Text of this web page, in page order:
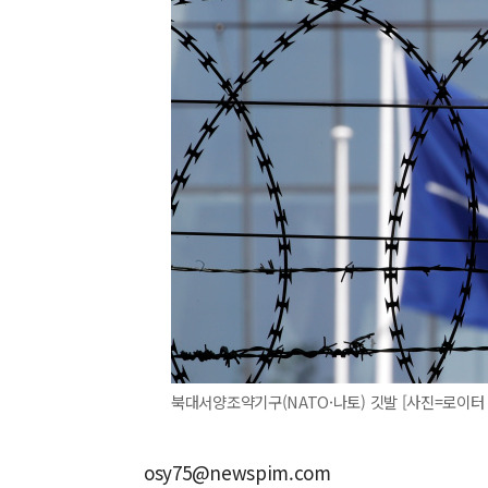
북대서양조약기구(NATO·나토) 깃발 [사진=로이
osy75@newspim.com